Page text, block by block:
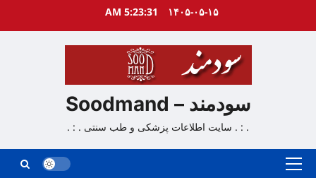
۱۴۰۵-۰۵-۱۵ 5:23:32 AM
سودمند – Soodmand
. : . سایت اطلاعات پزشکی و طب سنتی . : .
Primary